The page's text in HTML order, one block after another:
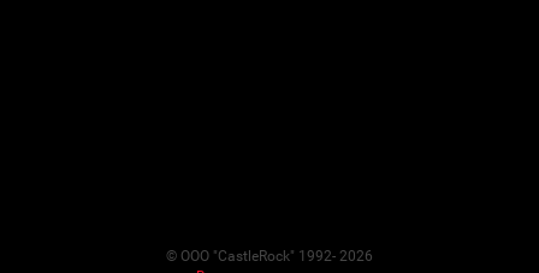
© ООО "CastleRock" 1992- 2026